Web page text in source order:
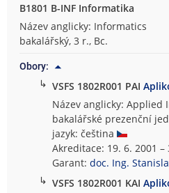
B1801 B-INF Informatika
Název anglicky: Informatics
bakalářský, 3 r., Bc.
Obory:
↳ VSFS 1802R001 PAI
Název anglicky: Applied
bakalářské prezenční
jazyk: čeština
Akreditace: 19. 6. 2001 –
Garant:doc. Ing.
↳ VSFS 1802R001 KAI